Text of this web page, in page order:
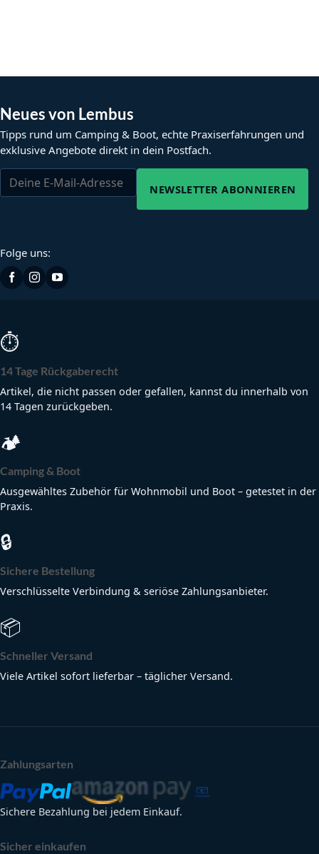
Neues von Lembus
Tipps rund um Camping & Boot, echte Praxiserfahrungen und
exklusive Angebote direkt in dein Postfach.
NEWSLETTER ABONNIEREN
Folge uns:
⏱
14 Tage Rückgaberecht
Artikel, die nicht passen oder gefallen, kannst du innerhalb von
14 Tagen zurückgeben.
🏕
Camping & Boot
Ausgewähltes Zubehör für Wohnmobil und Boot – getestet in der
Praxis.
🔒
Sichere Bestellung
Verschlüsselte Verbindung & seriöse Zahlungsanbieter.
📦
Schneller Versand
Viele Artikel sofort lieferbar – täglicher Versand.
Zahlungsarten
Sichere Bezahlung bei jedem Einkauf.
Sicher einkaufen